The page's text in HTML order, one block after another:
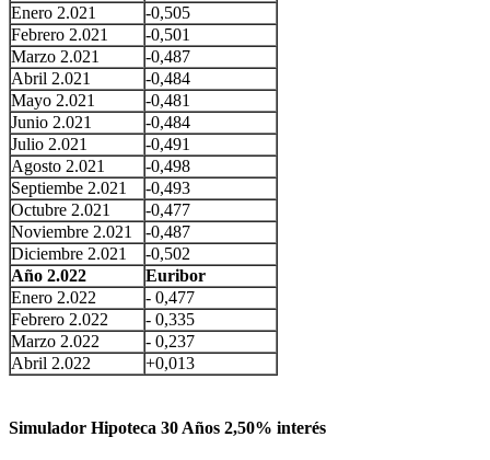
Enero 2.021
-0,505
Febrero 2.021
-0,501
Marzo 2.021
-0,487
Abril 2.021
-0,484
Mayo 2.021
-0,481
Junio 2.021
-0,484
Julio 2.021
-0,491
Agosto 2.021
-0,498
Septiembe 2.021
-0,493
Octubre 2.021
-0,477
Noviembre 2.021
-0,487
Diciembre 2.021
-0,502
Año 2.022
Euribor
Enero 2.022
- 0,477
Febrero 2.022
- 0,335
Marzo 2.022
- 0,237
Abril 2.022
+0,013
Simulador Hipoteca 30 Años 2,50% interés